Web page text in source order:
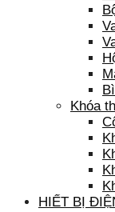
Khóa
HIẾT BỊ